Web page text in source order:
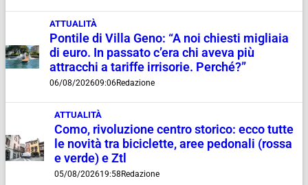
ATTUALITÀ
Pontile di Villa Geno: “A noi chiesti migliaia
di euro. In passato c’era chi aveva più
attracchi a tariffe irrisorie. Perché?”
06/08/202609:06Redazione
ATTUALITÀ
Como, rivoluzione centro storico: ecco tutte
le novità tra biciclette, aree pedonali (rossa
e verde) e Ztl
05/08/202619:58 Redazione